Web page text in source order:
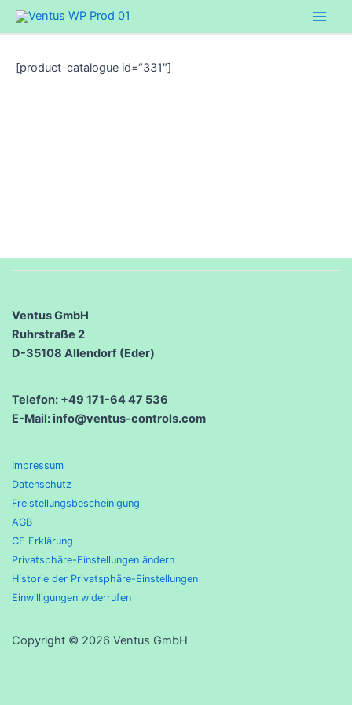
Zum
Inhalt
Main
[product-catalogue id=“331″]
Ventus GmbH
Ruhrstraße 2
D-35108 Allendorf (Eder)
Telefon: +49 171-64 47 536
E-Mail: info@ventus-controls.com
Impressum
Datenschutz
Freistellungsbescheinigung
AGB
CE Erklärung
Privatsphäre-Einstellungen ändern
Historie der Privatsphäre-Einstellungen
Einwilligungen widerrufen
Copyright © 2026 Ventus GmbH